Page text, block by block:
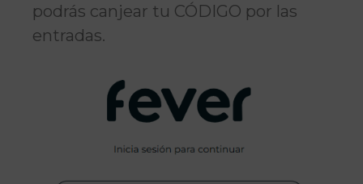
podrás canjear tu CÓDIGO por las
entradas.